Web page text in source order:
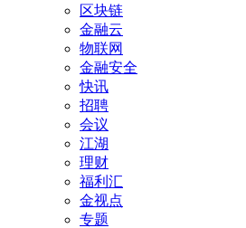
区块链
金融云
物联网
金融安全
快讯
招聘
会议
江湖
理财
福利汇
金视点
专题